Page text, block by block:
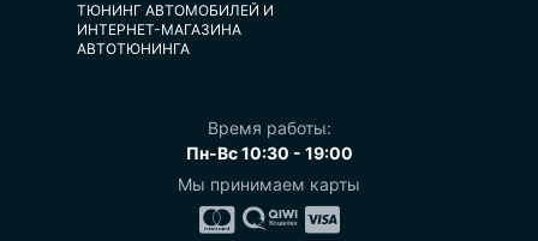
ТЮНИНГ АВТОМОБИЛЕЙ И
ИНТЕРНЕТ-МАГАЗИНА
АВТОТЮНИНГА
Время работы:
Пн-Вс 10:30 - 19:00
Мы принимаем карты